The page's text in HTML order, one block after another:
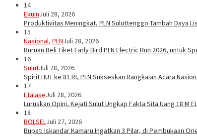
14
EkuinJuli 28, 2026
Produktivitas Meningkat, PLN Suluttenggo Tambah Daya
15
Nasional, PLNJuli 28, 2026
Buruan Beli Tiket Early Bird PLN Electric Run 2026, untuk
16
SulutJuli 28, 2026
Spirit HUT ke 81 RI, PLN Sukseskan Rangkaian Acara
17
EtalaseJuli 28, 2026
Luruskan Opini, Kejati Sulut Ungkap Fakta Sita Uang 18 M
18
BOLSEL Juli 27, 2026
Bupati Iskandar Kamaru Ingatkan 3 Pilar, di Pembukaan